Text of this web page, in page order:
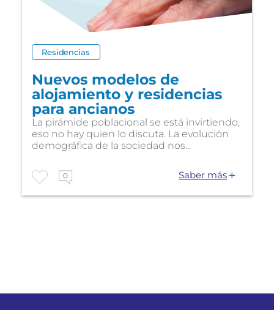
Residencias
Nuevos modelos de
alojamiento y residencias
para ancianos
La pirámide poblacional se está invirtiendo,
eso no hay quien lo discuta. La evolución
demográfica de la sociedad nos...
0 Saber más